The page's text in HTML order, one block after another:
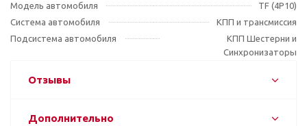
Модель автомобиля
TF (4P10)
Система автомобиля
КПП и трансмиссия
Подсистема автомобиля
КПП Шестерни и
Синхронизаторы
Отзывы
Дополнительно